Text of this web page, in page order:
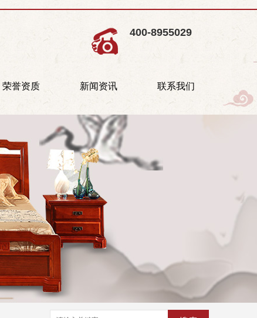
400-8955029
荣誉资质 新闻资讯 联系我们